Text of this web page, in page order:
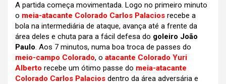
A partida começa movimentada. Logo no primeiro minuto
o meia-atacante Colorado Carlos Palacios recebe a
bola na intermediária de ataque, avança até a frente da
área deles e chuta para a fácil defesa do goleiro João
Paulo. Aos 7 minutos, numa boa troca de passes do
meio-campo Colorado, o atacante Colorado Yuri
Alberto recebe um ótimo passe do meia-atacante
Colorado Carlos Palacios dentro da área adversária e